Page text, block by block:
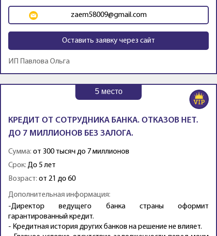
zaem58009@gmail.com
Оставить заявку через сайт
ИП Павлова Ольга
5место
КРЕДИТ ОТ СОТРУДНИКА БАНКА. ОТКАЗОВ НЕТ.
ДО 7 МИЛЛИОНОВ БЕЗ ЗАЛОГА.
Сумма: от 300 тысяч до 7 миллионов
Срок: До 5 лет
Возраст: от 21 до 60
Дополнительная информация:
-Директор ведущего банка страны оформит
гарантированный кредит.
- Кредитная история других банков на решение не влияет.